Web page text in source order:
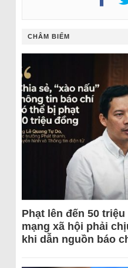
CHÂM BIẾM
Phạt lên đến 50
mạng xã hội phải
khi dẫn nguồn báo